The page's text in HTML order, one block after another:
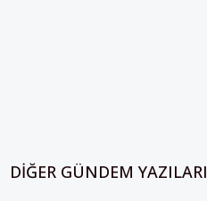
DIĞER GÜNDEM YAZILARI